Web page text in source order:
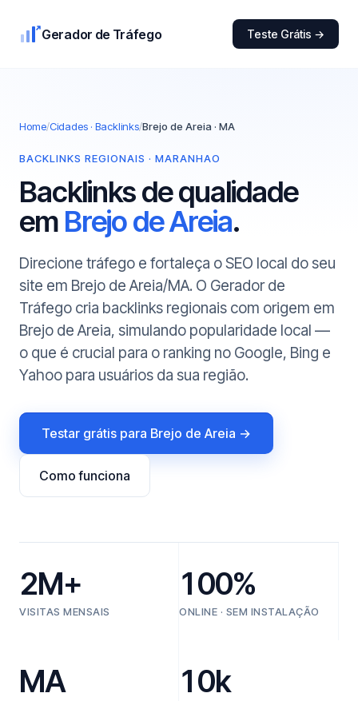
Gerador de Tráfego Teste Grátis →
Home/Cidades · Backlinks/Brejo de Areia · MA
BACKLINKS REGIONAIS · MARANHAO
Backlinks de qualidade
em Brejo de Areia.
Direcione tráfego e fortaleça o SEO local do seu
site em Brejo de Areia/MA. O Gerador de
Tráfego cria backlinks regionais com origem em
Brejo de Areia, simulando popularidade local —
o que é crucial para o ranking no Google, Bing e
Yahoo para usuários da sua região.
Testar grátis para Brejo de Areia →
Como funciona
2M+
VISITAS MENSAIS
100%
ONLINE · SEM INSTALAÇÃO
MA 10k